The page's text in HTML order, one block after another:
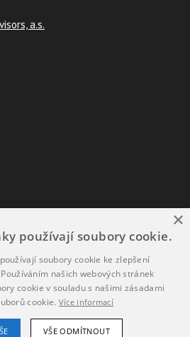
a.s.
×
používají soubory cookie.
soubory cookie ke zlepšení
našich webových stránek
cookie v souladu s našimi zásadami
cookie. Více informací
VŠE ODMÍTNOUT